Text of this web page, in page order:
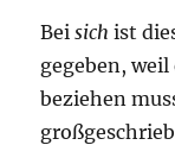
Beisich ist
gegeben,
beziehen